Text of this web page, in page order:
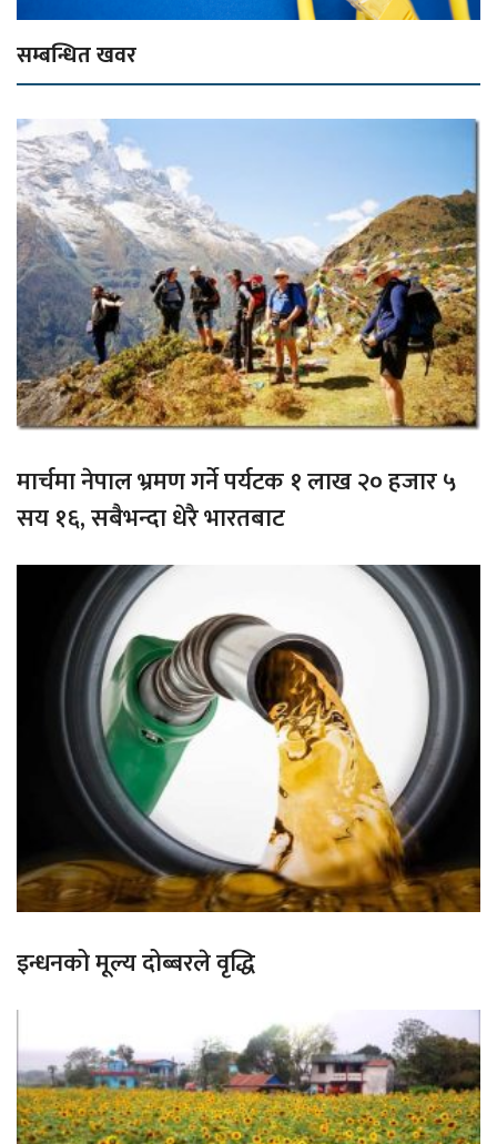
सम्बन्धित खवर
मार्चमा नेपाल भ्रमण गर्ने पर्यटक १ लाख २० हजार ५
सय १६, सबैभन्दा धेरै भारतबाट
इन्धनको मूल्य दोब्बरले वृद्धि